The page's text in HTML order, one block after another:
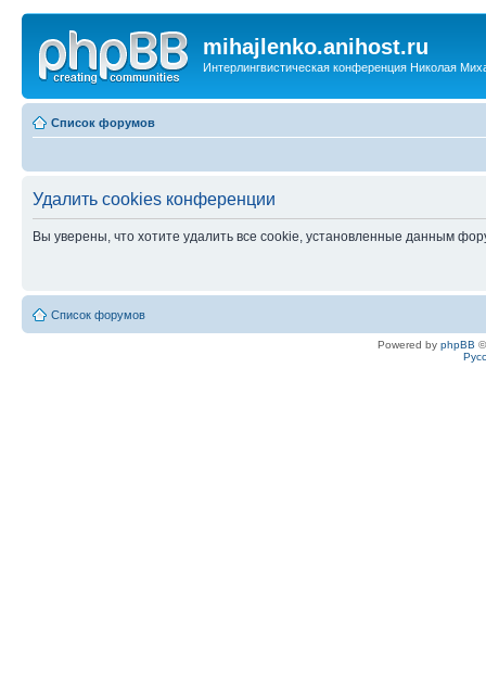
mihajlenko.anihost.ru
Интерлингвистическая конференция Николая
Список форумов
Удалить cookies конференции
Вы уверены, что хотите удалить все cookie, установленные данным
Список форумов
Powered by phpBB